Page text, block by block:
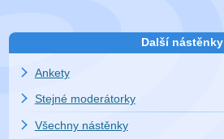
Další nástěnky
Ankety
Stejné moderátorky
Všechny nástěnky